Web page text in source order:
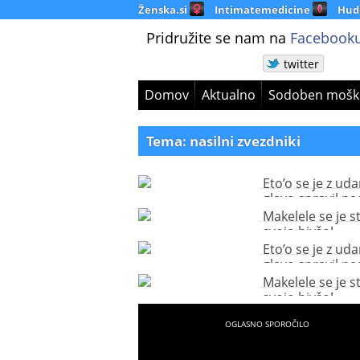
Ženska.si Intimatemedicine
Pridružite se nam na
twitter
Domov Aktualno Sodoben
Tema: nasilni zvezdniki
Eto’o se je z
glavo spravil
našega Cesarja!
Makelele se je
svojo bivšo!
Eto’o se je z
glavo spravil
našega Cesarja!
Makelele se je
svojo bivšo!